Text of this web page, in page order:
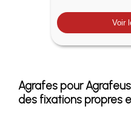
Voir
Agrafes pour
des fixations propres